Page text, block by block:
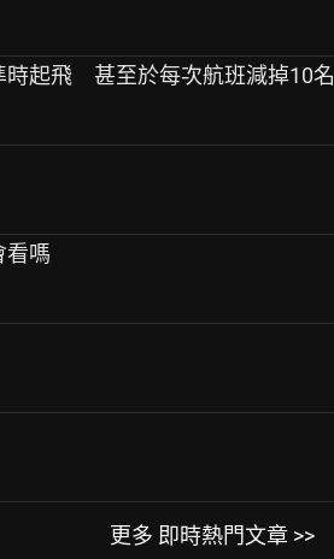
時起飛 甚至於每次航班減掉10名
看嗎
更多 即時熱門文章 >>